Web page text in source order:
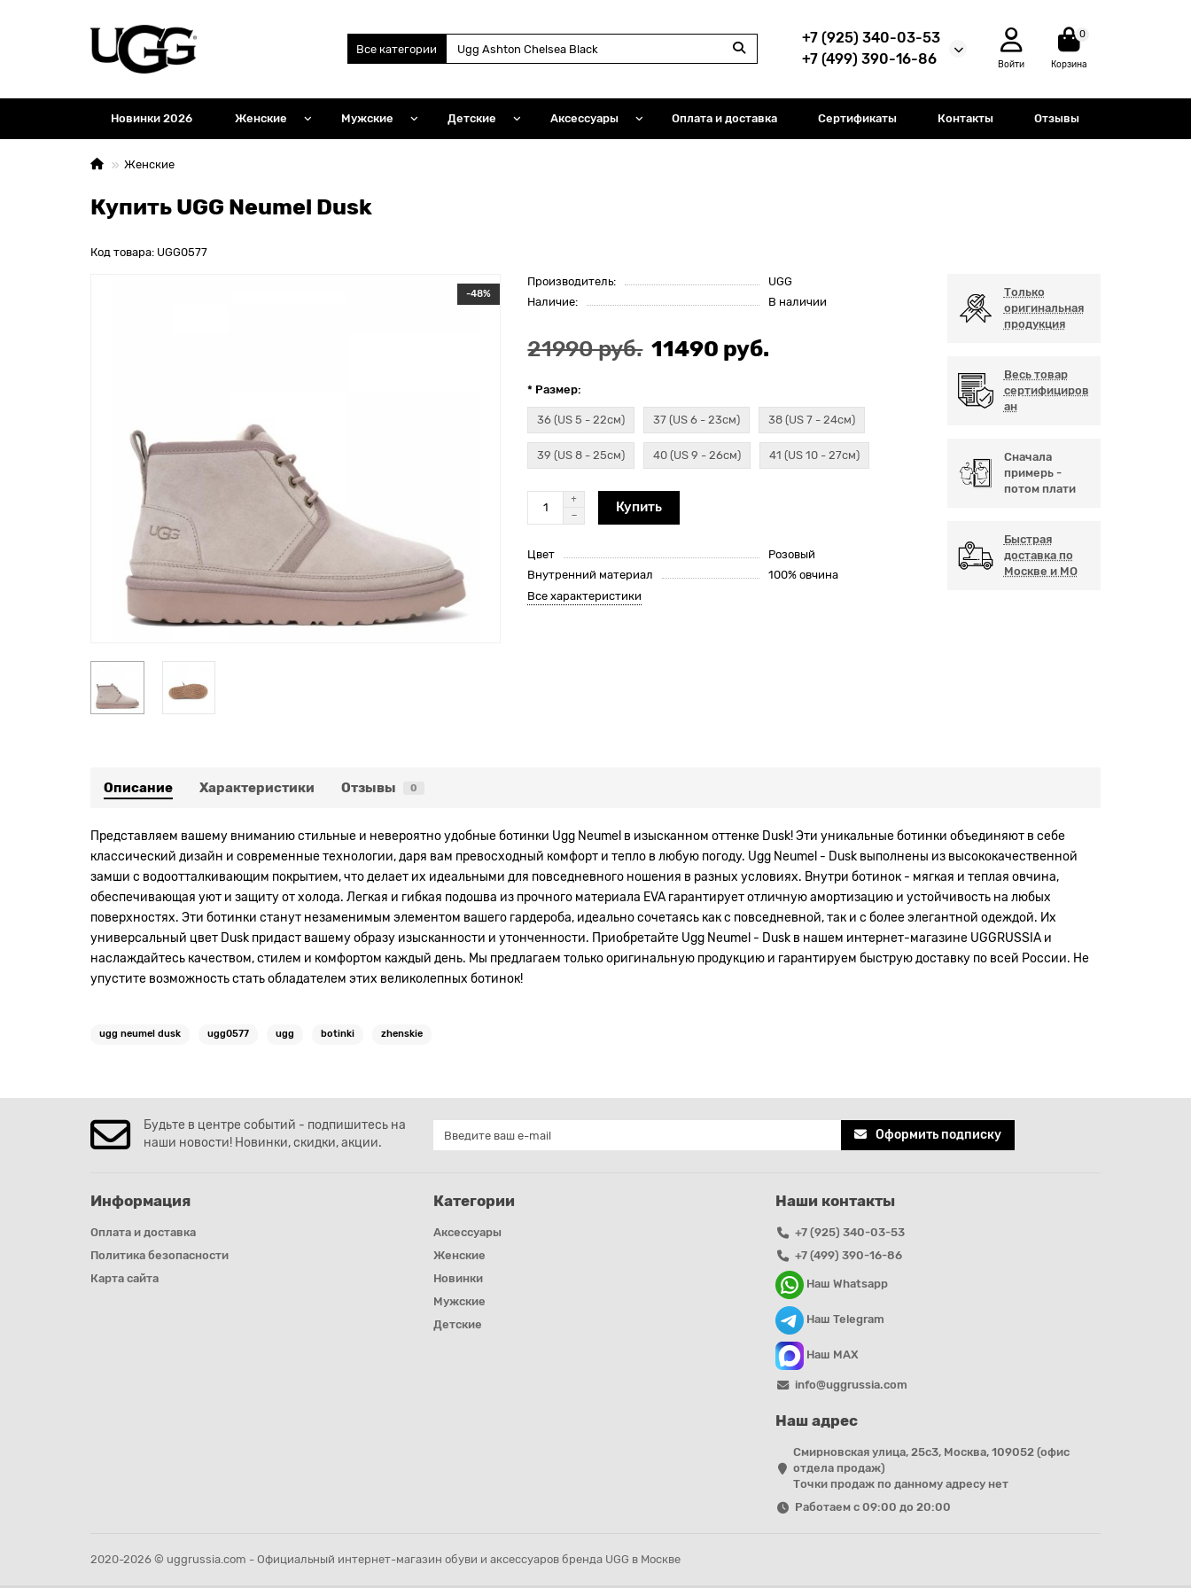
Все категории
+7 (925) 340-03-53
+7 (499) 390-16-86
Войти
0
Корзина
Новинки 2026 Женские Мужские Детские Аксессуары Оплата и доставка Сертификаты Контакты Отзывы
Женские
Купить UGG Neumel Dusk
Код товара: UGG0577
-48%
Производитель:
UGG
Наличие:
В наличии
21990 руб. 11490 руб.
* Размер:
36 (US 5 - 22см) 37 (US 6 - 23см) 38 (US 7 - 24см)
39 (US 8 - 25см) 40 (US 9 - 26см) 41 (US 10 - 27см)
Купить
Цвет
Розовый
Внутренний материал
100% овчина
Все характеристики
Только
оригинальная
продукция
Весь товар
сертифициров
ан
Сначала
примерь -
потом плати
Быстрая
доставка по
Москве и МО
Описание Характеристики Отзывы 0
Представляем вашему вниманию стильные и невероятно удобные ботинки Ugg Neumel в изысканном оттенке Dusk! Эти уникальные ботинки объединяют в себе
классический дизайн и современные технологии, даря вам превосходный комфорт и тепло в любую погоду. Ugg Neumel - Dusk выполнены из высококачественной
замши с водоотталкивающим покрытием, что делает их идеальными для повседневного ношения в разных условиях. Внутри ботинок - мягкая и теплая овчина,
обеспечивающая уют и защиту от холода. Легкая и гибкая подошва из прочного материала EVA гарантирует отличную амортизацию и устойчивость на любых
поверхностях. Эти ботинки станут незаменимым элементом вашего гардероба, идеально сочетаясь как с повседневной, так и с более элегантной одеждой. Их
универсальный цвет Dusk придаст вашему образу изысканности и утонченности. Приобретайте Ugg Neumel - Dusk в нашем интернет-магазине UGGRUSSIA и
наслаждайтесь качеством, стилем и комфортом каждый день. Мы предлагаем только оригинальную продукцию и гарантируем быструю доставку по всей России. Не
упустите возможность стать обладателем этих великолепных ботинок!
ugg neumel dusk ugg0577 ugg botinki zhenskie
Будьте в центре событий - подпишитесь на
наши новости! Новинки, скидки, акции.
Оформить подписку
Информация
Оплата и доставка
Политика безопасности
Карта сайта
Категории
Аксессуары
Женские
Новинки
Мужские
Детские
Наши контакты
+7 (925) 340-03-53
+7 (499) 390-16-86
Наш Whatsapp
Наш Telegram
Наш MAX
info@uggrussia.com
Наш адрес
Смирновская улица, 25с3, Москва, 109052 (офис
отдела продаж)
Точки продаж по данному адресу нет
Работаем с 09:00 до 20:00
2020-2026 © uggrussia.com - Официальный интернет-магазин обуви и аксессуаров бренда UGG в Москве